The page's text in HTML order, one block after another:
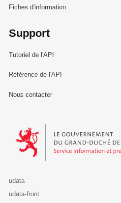
Fiches d'information
Support
Tutoriel de l'API
Référence de l'API
Nous contacter
Le Gouvernement du Grand-
udata
udata-front